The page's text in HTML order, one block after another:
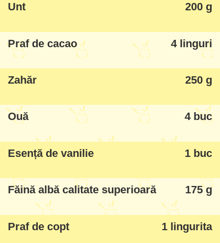
Unt 200 g
Praf de cacao 4 linguri
Zahăr 250 g
Ouă 4 buc
Esență de vanilie 1 buc
Făină albă calitate superioară 175 g
Praf de copt 1 lingurita